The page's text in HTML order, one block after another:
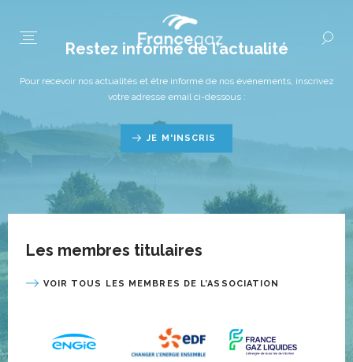
Restez informé de l’actualité
Pour recevoir nos actualités et être informé de nos événements, inscrivez
votre adresse email ci-dessous :
JE M'INSCRIS
Les membres titulaires
VOIR TOUS LES MEMBRES DE L’ASSOCIATION